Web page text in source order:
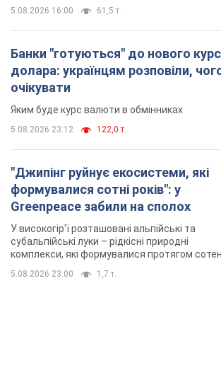
5.08.2026 16:00 61,5 т.
Банки "готуються" до нового
долара: українцям розповіли,
очікувати
Яким буде курс валюти в обмінниках
5.08.2026 23:12 122,0 т.
"Джипінг руйнує екосистеми, які
формувалися сотні років": у
Greenpeace забили на сполох
У високогір'ї розташовані альпійські та
субальпійські луки – рідкісні природні
комплекси, які формувалися протягом
5.08.2026 23:00 1,7 т.